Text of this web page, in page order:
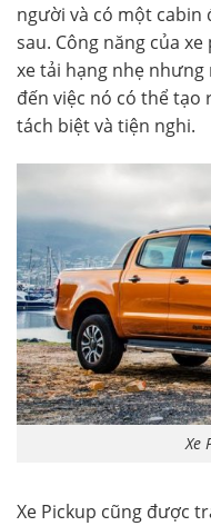
người và có một cabin
sau. Công năng của
xe tải hạng nhẹ
đến việc nó có thể tạo
tách biệt và tiện nghi.
Xe
Xe Pickup cũng được